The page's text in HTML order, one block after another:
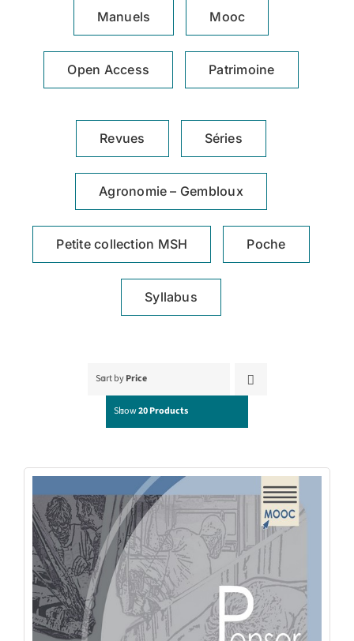
Manuels Mooc
Open Access Patrimoine
Revues Séries
Agronomie – Gembloux
Petite collection MSH Poche
Syllabus
Sort byPrice
Show20 Products